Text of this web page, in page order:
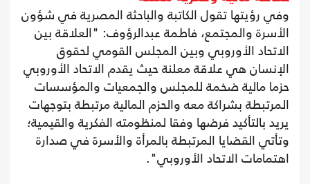
وفي رؤيتها تقول الكاتبة والباحثة المصرية في شؤون
الأسرة والمجتمع، فاطمة عبدالرؤوف: "العلاقة بين
الاتحاد الأوروبي وبين المجلس القومي لحقوق
الإنسان هي علاقة معلنة حيث يقدم الاتحاد الأوروبي
حزما مالية ضخمة للمجلس والجمعيات والمؤسسات
المرتبطة بشراكة معه والحزم المالية مرتبطة بتوجهات
يريد بالتأكيد فرضها وفقا لمنظومته الفكرية والقيمية؛
وتأتي القضايا المرتبطة بالمرأة والأسرة في صدارة
اهتمامات الاتحاد الأوروبي".